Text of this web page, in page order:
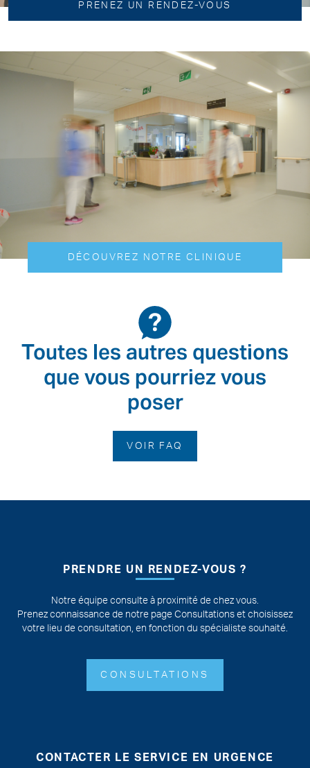
PRENEZ UN RENDEZ-VOUS
DÉCOUVREZ NOTRE CLINIQUE
Toutes les autres questions
que vous pourriez vous
poser
VOIR FAQ
PRENDRE UN RENDEZ-VOUS ?
Notre équipe consulte à proximité de chez vous.
Prenez connaissance de notre page Consultations et choisissez
votre lieu de consultation, en fonction du spécialiste souhaité.
CONSULTATIONS
CONTACTER LE SERVICE EN URGENCE